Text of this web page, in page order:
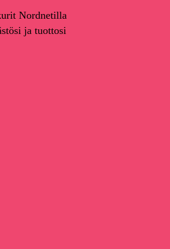
Nordnetilla
ja tuottosi